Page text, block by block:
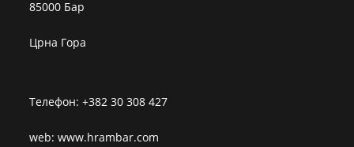
85000 Бар
Црна Гора
Телефон: +382 30 308 427
web: www.hrambar.com